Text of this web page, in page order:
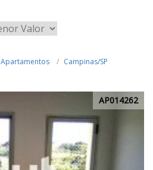
Apartamentos
Campinas/SP
AP014262